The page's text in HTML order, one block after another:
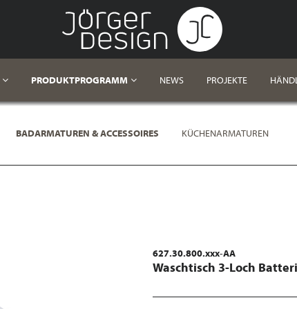
PRODUKTPROGRAMM NEWS PROJEKTE
BADARMATUREN & ACCESSOIRES KÜCHENARMATUREN
627.30.800.xxx-AA
Waschtisch 3-Loch